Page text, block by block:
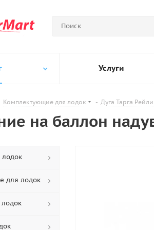
Услуги
Комплектующие для лодок - Дуга Тарга
на баллон
для лодок